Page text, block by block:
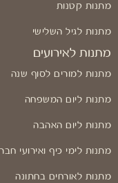
מתנות קטנות
מתנות לגיל השלישי
מתנות לאירועים
מתנות למורים לסוף שנה
מתנות ליום המשפחה
מתנות ליום האהבה
מתנות לימי כיף ואירועי
מתנות לאורחים בחתונה